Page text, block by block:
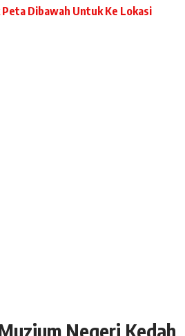
Peta Dibawah Untuk Ke Lokasi
Negeri Kedah